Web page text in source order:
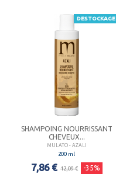
DESTOCKAGE
SHAMPOING NOURRISSANT
CHEVEUX...
MULATO - AZALI
200 ml
7,86 € 12,09 € -35%